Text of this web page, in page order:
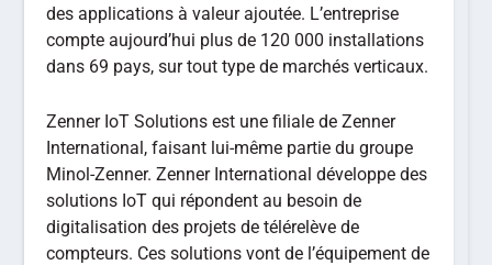
des applications à valeur ajoutée. L’entreprise
compte aujourd’hui plus de 120 000 installations
dans 69 pays, sur tout type de marchés verticaux.
Zenner IoT Solutions est une filiale de Zenner
International, faisant lui-même partie du groupe
Minol-Zenner. Zenner International développe des
solutions IoT qui répondent au besoin de
digitalisation des projets de télérelève de
compteurs. Ces solutions vont de l’équipement de